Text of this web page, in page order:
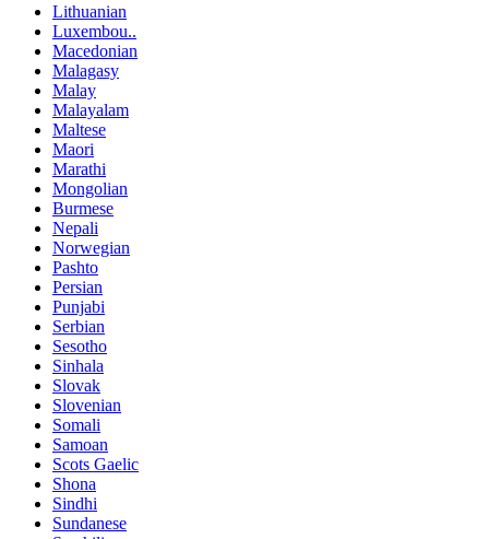
Lithuanian
Luxembou..
Macedonian
Malagasy
Malay
Malayalam
Maltese
Maori
Marathi
Mongolian
Burmese
Nepali
Norwegian
Pashto
Persian
Punjabi
Serbian
Sesotho
Sinhala
Slovak
Slovenian
Somali
Samoan
Scots Gaelic
Shona
Sindhi
Sundanese